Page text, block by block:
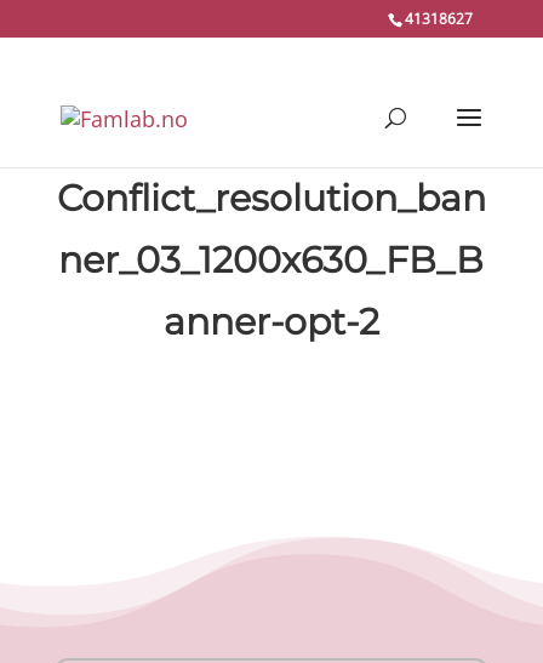
41318627
Conflict_resolution_ban
ner_03_1200x630_FB_B
anner-opt-2